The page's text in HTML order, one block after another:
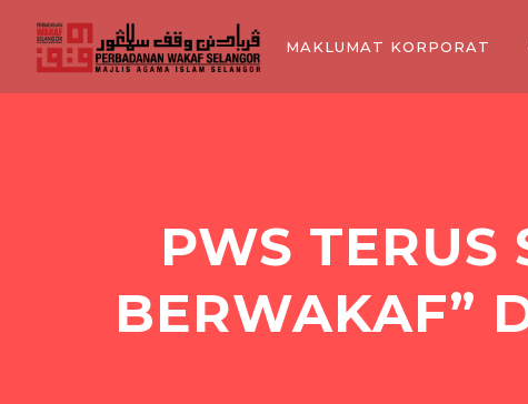
MAKLUMAT KORPORAT
PWS TERUS
BERWAKAF”